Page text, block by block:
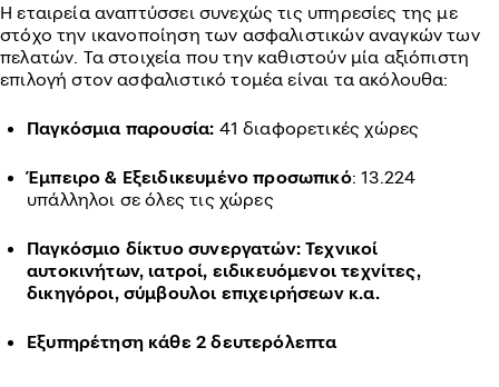
Η εταιρεία αναπτύσσει συνεχώς τις υπηρεσίες της με
στόχο την ικανοποίηση των ασφαλιστικών αναγκών των
πελατών. Τα στοιχεία που την καθιστούν μία αξιόπιστη
επιλογή στον ασφαλιστικό τομέα είναι τα ακόλουθα:
Παγκόσμια παρουσία: 41 διαφορετικές χώρες
Έμπειρο & Εξειδικευμένο προσωπικό: 13.224
υπάλληλοι σε όλες τις χώρες
Παγκόσμιο δίκτυο συνεργατών: Τεχνικοί
αυτοκινήτων, ιατροί, ειδικευόμενοι τεχνίτες,
δικηγόροι, σύμβουλοι επιχειρήσεων κ.α.
Εξυπηρέτηση κάθε 2 δευτερόλεπτα